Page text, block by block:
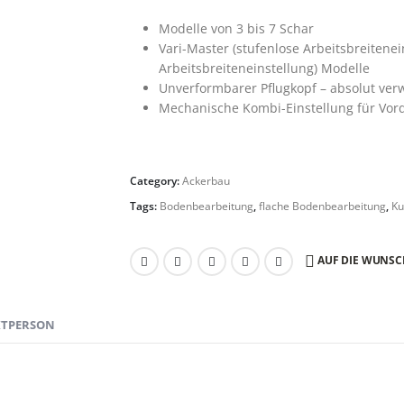
Modelle von 3 bis 7 Schar
Vari-Master (stufenlose
Arbeitsbreiteneinstellung) Modelle
Unverformbarer Pflugkopf – absolut
Mechanische Kombi-Einstellung für
Category:Ackerbau
Tags: Bodenbearbeitung,flache Bodenbearbeitung,
AUF DIE